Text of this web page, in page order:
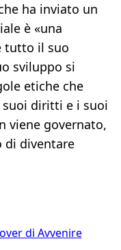
ha inviato un
è «una
tutto il suo
sviluppo si
etiche che
diritti e i suoi
viene governato,
di diventare
di Avvenire